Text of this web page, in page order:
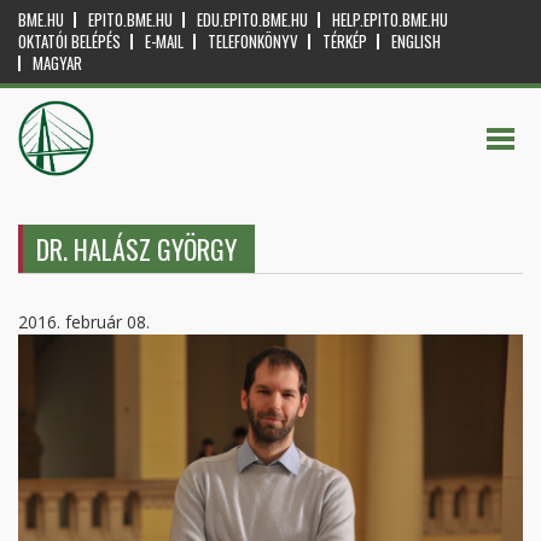
BME.HU EPITO.BME.HU EDU.EPITO.BME.HU
HELP.EPITO.BME.HU
OKTATÓI BELÉPÉS
E-MAIL TELEFONKÖNYV TÉRKÉP
ENGLISH
MAGYAR
DR. HALÁSZ GYÖRGY
2016. február 08.